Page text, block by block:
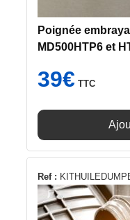
Poignée
MD500HTP6 et
39€ TTC
Ref :